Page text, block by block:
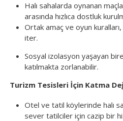
Halı sahalarda oynanan
arasında hızlıca dostluk
Ortak amaç ve oyun kuralları,
iter.
Sosyal izolasyon yaşayan
katılmakta zorlanabilir.
Turizm Tesisleri İçin Katma
Otel ve tatil köylerinde halı
sever tatilciler için cazip bir